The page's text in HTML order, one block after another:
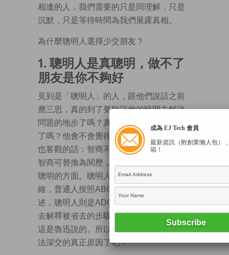
相逢的人，我們需要的只是同理解，只是
沉默，只是等待時間為我們展露真相。
為什麼聰明人選擇少交朋友？
1. 聰明人是真聰明，做不了
朋友是你不夠好
見到是「聰明人」的人，跟他們說話之前
應三思，真的到了要耽誤他的時間去解決
問題的地步了嗎？真的已經想完所有辦法
了嗎？他會不會覺得你很Cheap？功利但
也客觀的話：智商不對等的人難以交流。
智商可替換為閱歷，能力等各種可以體現
聰明的方面。聰明人擅長跳躍性的邏輯思
維，普通人按照ABC、123的條理去陳
述，聰明人則是ADG258，讓他們花時間
去解釋被省去的步驟，無異於謀財害命，
這是魯迅說的。所以你知道答唔到咀、無
法深交的真正原因了吧？
成為 EJ Tech 會員
最新資訊（附創業懶人包）
箱！